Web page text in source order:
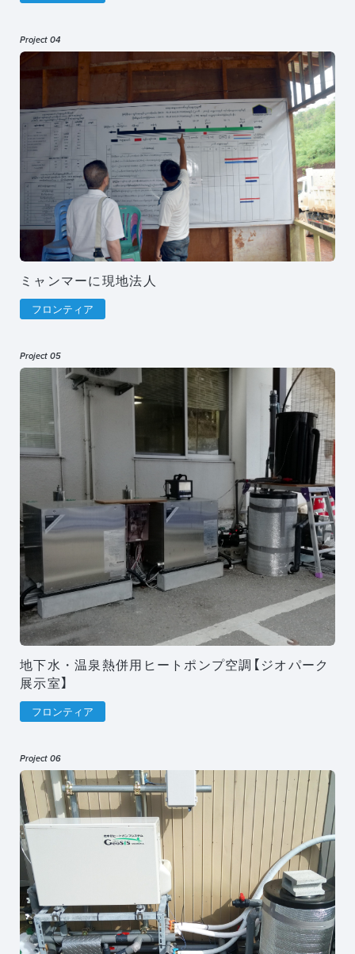
Project 04
ミャンマーに現地法人
フロンティア
Project 05
地下水・温泉熱併用ヒートポンプ空調【ジオパーク
展示室】
フロンティア
Project 06